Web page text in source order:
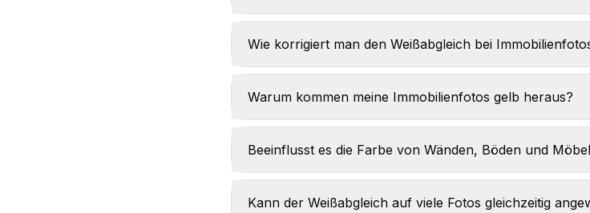
Wie korrigiert man den Weißabgleich bei
Warum kommen meine Immobilienfotos gelb heraus?
Beeinflusst es die Farbe von Wänden, Böden und
Kann der Weißabgleich auf viele Fotos gleichzeitig